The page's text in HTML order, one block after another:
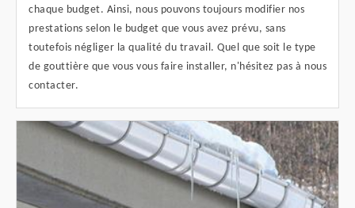
chaque budget. Ainsi, nous pouvons toujours modifier nos
prestations selon le budget que vous avez prévu, sans
toutefois négliger la qualité du travail. Quel que soit le type
de gouttière que vous vous faire installer, n'hésitez pas à nous
contacter.